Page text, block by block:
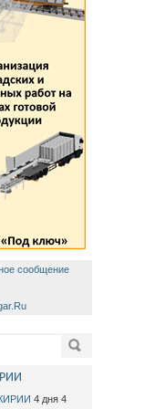
сообщение
Поиск
4 дня 4